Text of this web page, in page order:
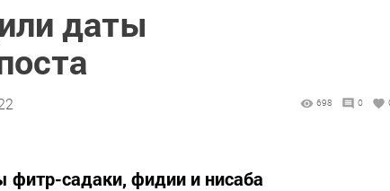
даты
698 0
садаки, фидии и нисаба